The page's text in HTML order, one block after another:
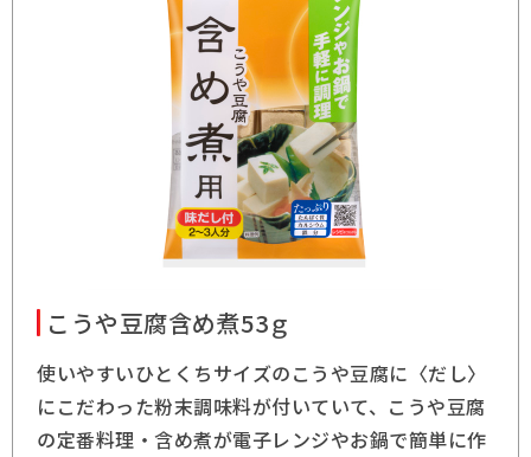
こうや豆腐含め煮53ｇ
使いやすいひとくちサイズのこうや豆腐に〈だし〉
にこだわった粉末調味料が付いていて、こうや豆腐
の定番料理・含め煮が電子レンジやお鍋で簡単に作